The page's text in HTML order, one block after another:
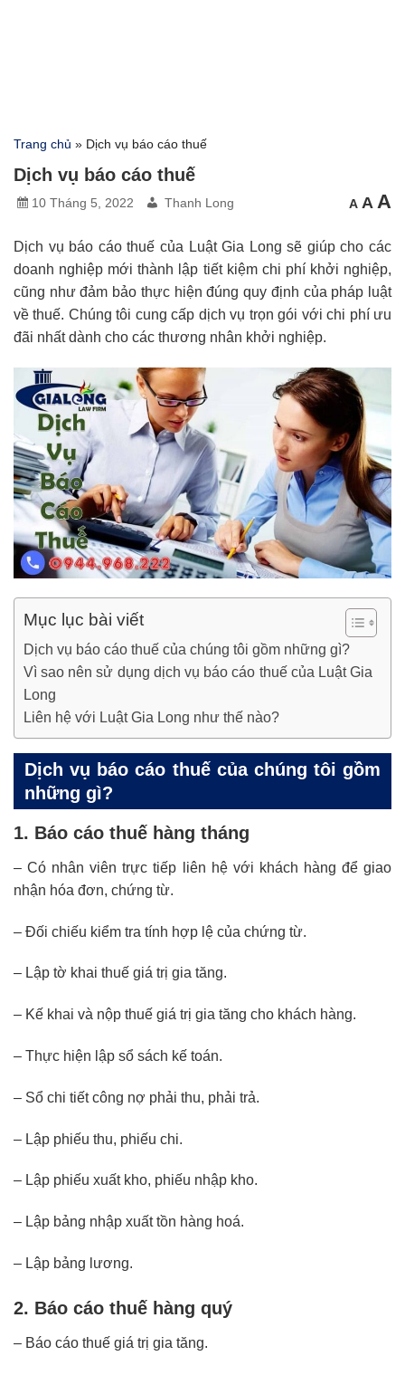
Trang chủ » Dịch vụ báo cáo thuế
Dịch vụ báo cáo thuế
10 Tháng 5, 2022 Thanh Long A Cỡ
chữ
nhỏ
A Cỡ
chữ
A
Dịch vụ báo cáo thuế của Luật Gia Long sẽ giúp cho các
doanh nghiệp mới thành lập tiết kiệm chi phí khởi nghiệp,
cũng như đảm bảo thực hiện đúng quy định của pháp luật
về thuế. Chúng tôi cung cấp dịch vụ trọn gói với chi phí ưu
đãi nhất dành cho các thương nhân khởi nghiệp.
Mục lục bài viết
Dịch vụ báo cáo thuế của chúng tôi gồm những gì?
Vì sao nên sử dụng dịch vụ báo cáo thuế của Luật Gia
Long
Liên hệ với Luật Gia Long như thế nào?
Dịch vụ báo cáo thuế của chúng tôi gồm
những gì?
1. Báo cáo thuế hàng tháng
– Có nhân viên trực tiếp liên hệ với khách hàng để giao
nhận hóa đơn, chứng từ.
– Đối chiếu kiểm tra tính hợp lệ của chứng từ.
– Lập tờ khai thuế giá trị gia tăng.
– Kế khai và nộp thuế giá trị gia tăng cho khách hàng.
– Thực hiện lập sổ sách kế toán.
– Sổ chi tiết công nợ phải thu, phải trả.
– Lập phiếu thu, phiếu chi.
– Lập phiếu xuất kho, phiếu nhập kho.
– Lập bảng nhập xuất tồn hàng hoá.
– Lập bảng lương.
2. Báo cáo thuế hàng quý
– Báo cáo thuế giá trị gia tăng.